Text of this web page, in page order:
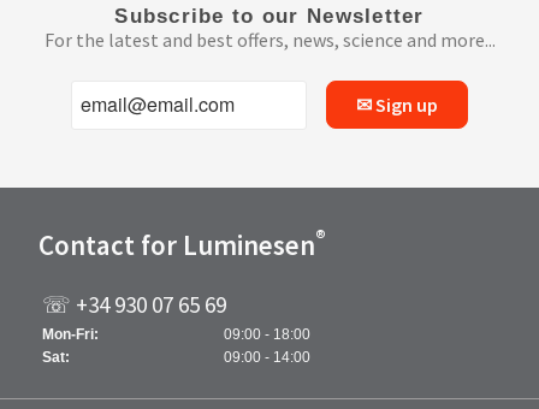
Subscribe to our Newsletter
For the latest and best offers, news, science and more...
✉ Sign up
Contact for Luminesen®
☏ +34 930 07 65 69
Mon-Fri:
09:00 - 18:00
Sat:
09:00 - 14:00